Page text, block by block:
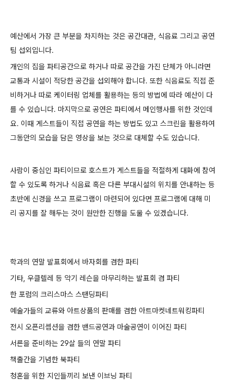
예산에서 가장 큰 부분을 차지하는 것은 공간대관, 식음료 그리고 공연
팀 섭외입니다.
개인의 집을 파티공간으로 하거나 따로 공간을 가진 단체가 아니라면
교통과 시설이 적당한 공간을 섭외해야 합니다. 또한 식음료도 직접 준
비하거나 따로 케이터링 업체를 활용하는 등의 방법에 따라 예산이 다
를 수 있습니다. 마지막으로 공연은 파티에서 메인행사를 위한 것인데
요. 이때 게스트들이 직접 공연을 하는 방법도 있고 스크린을 활용하여
그동안의 모습을 담은 영상을 보는 것으로 대체할 수도 있습니다.
사람이 중심인 파티이므로 호스트가 게스트들을 적절하게 대화에 참여
할 수 있도록 하거나 식음료 혹은 다른 부대시설의 위치를 안내하는 등
초반에 신경을 쓰고 프로그램이 마련되어 있다면 프로그램에 대해 미
리 공지를 잘 해두는 것이 원만한 진행을 도울 수 있겠습니다.
학과의 연말 발표회에서 바자회를 겸한 파티
기타, 우클렐레 등 악기 레슨을 마무리하는 발표회 겸 파티
한 포럼의 크리스마스 스탠딩파티
예술가들의 교류와 아트상품의 판매를 겸한 아트마켓네트워킹파티
전시 오픈리셉션을 겸한 밴드공연과 마술공연이 이어진 파티
서른을 준비하는 29살 들의 연말 파티
책출간을 기념한 북파티
청혼을 위한 지인들끼리 보낸 이브닝 파티